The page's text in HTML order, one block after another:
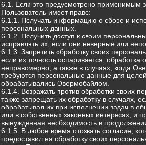
6.1. Если это предусмотрено применимым
Пользователь имеет право:
6.1.1. Получать информацию о сборе и
персональных данных.
6.1.2. Получить доступ к своим
исправлять их, если они неверные или
6.1.3. Запретить обработку своих
если их точность оспаривается, обработка
неправомерно, а также в случаях, когда
требуются персональные данные для
обрабатывались Овермобайлом.
6.1.4. Возражать против обработки своих
также запрещать их обработку в случаях,
обрабатывал их при исполнении задач в
или в собственных законных интересах, и
вынужденная необходимость в
6.1.5. В любое время отозвать согласие,
предоставил на обработку своих